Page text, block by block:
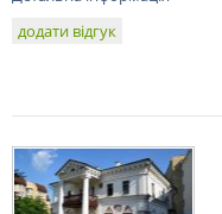
додати відгук